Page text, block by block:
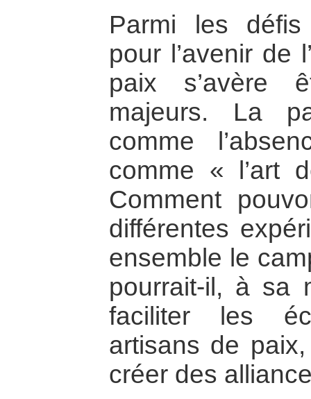
Parmi les
pour l’avenir de
paix s’avère
majeurs. La
comme
comme « l’art
Comment
différentes
ensemble le
pourrait-il, à sa
faciliter les
artisans de
créer des